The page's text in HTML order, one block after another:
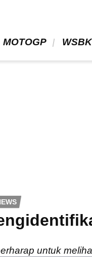
MOTOGP WSBK
untuk